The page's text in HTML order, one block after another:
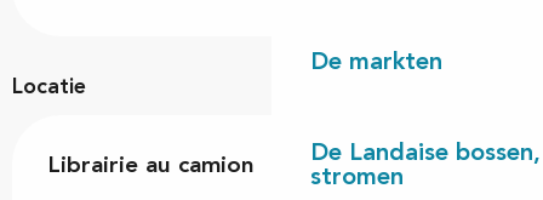
De markten
De Landaise
stromen
Locatie
Librairie au camion